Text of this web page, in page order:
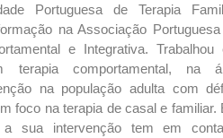
Portuguesa de Terapia
na Associação
e Integrativa. Trabalhou
terapia comportamental, na
na população adulta com
foco na terapia de casal e familiar.
a sua intervenção tem em